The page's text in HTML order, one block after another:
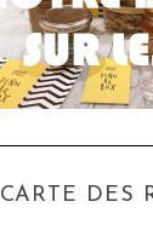
CARTE DES